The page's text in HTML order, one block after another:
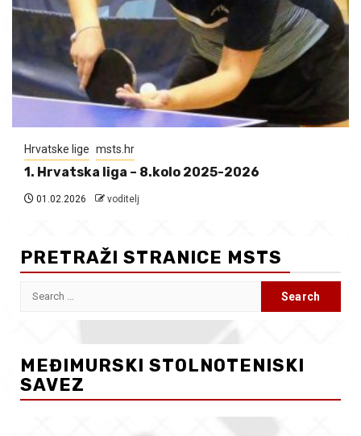
Hrvatske lige msts.hr
1. Hrvatska liga – 8.kolo 2025-2026
01.02.2026 voditelj
PRETRAŽI STRANICE MSTS
Search
MEĐIMURSKI STOLNOTENISKI
SAVEZ